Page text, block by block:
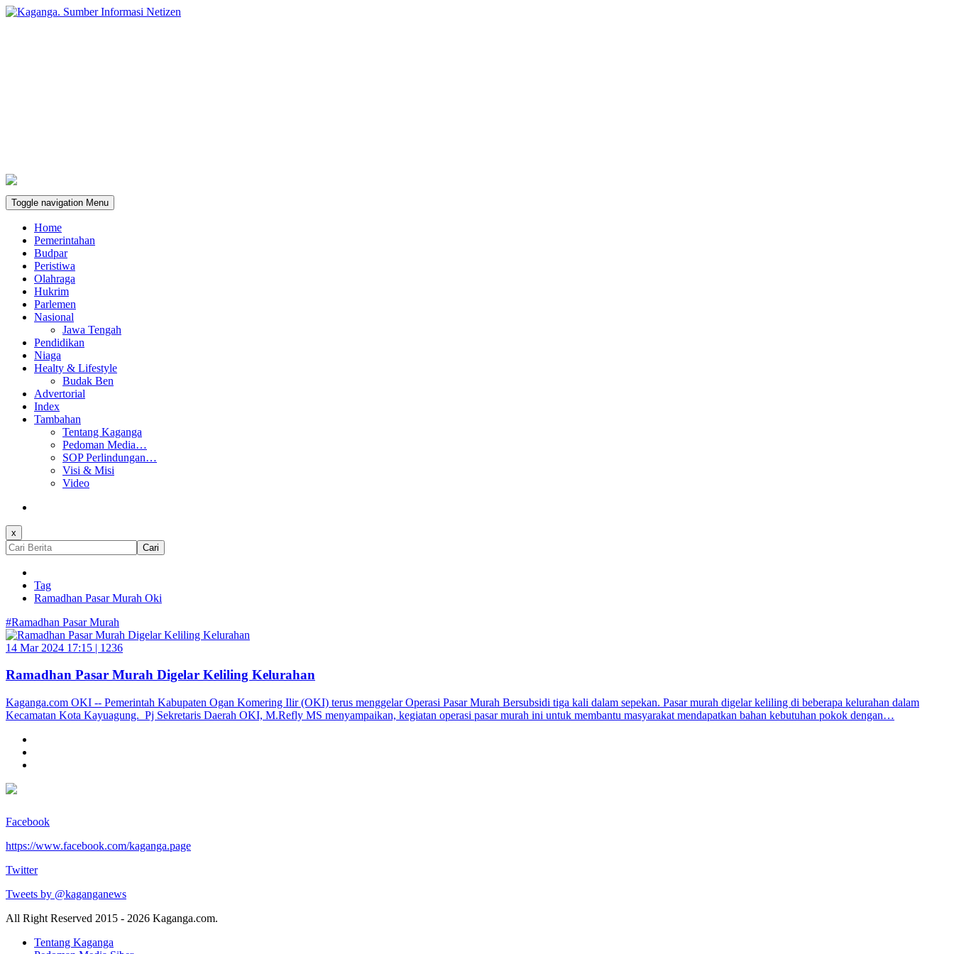
Toggle navigation Menu
Home
Pemerintahan
Budpar
Peristiwa
Olahraga
Hukrim
Parlemen
Nasional
Jawa Tengah
Pendidikan
Niaga
Healty & Lifestyle
Budak Ben
Advertorial
Index
Tambahan
Tentang Kaganga
Pedoman Media…
SOP Perlindungan…
Visi & Misi
Video
x
Cari
Tag
Ramadhan Pasar Murah Oki
#Ramadhan Pasar Murah
14 Mar 2024 17:15 | 1236
Ramadhan Pasar Murah Digelar Keliling Kelurahan
Kaganga.com OKI -- Pemerintah Kabupaten Ogan Komering Ilir (OKI) terus menggelar Operasi Pasar Murah Bersubsidi tiga kali dalam sepekan. Pasar murah digelar keliling di beberapa kelurahan dalam
Kecamatan Kota Kayuagung. Pj Sekretaris Daerah OKI, M.Refly MS menyampaikan, kegiatan operasi pasar murah ini untuk membantu masyarakat mendapatkan bahan kebutuhan pokok dengan…
Facebook
https://www.facebook.com/kaganga.page
Twitter
Tweets by @kaganganews
All Right Reserved 2015 - 2026 Kaganga.com.
Tentang Kaganga